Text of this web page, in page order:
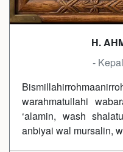
H.
-
warahmatullahi
‘alamin, wash
anbiyai wal mursalin,